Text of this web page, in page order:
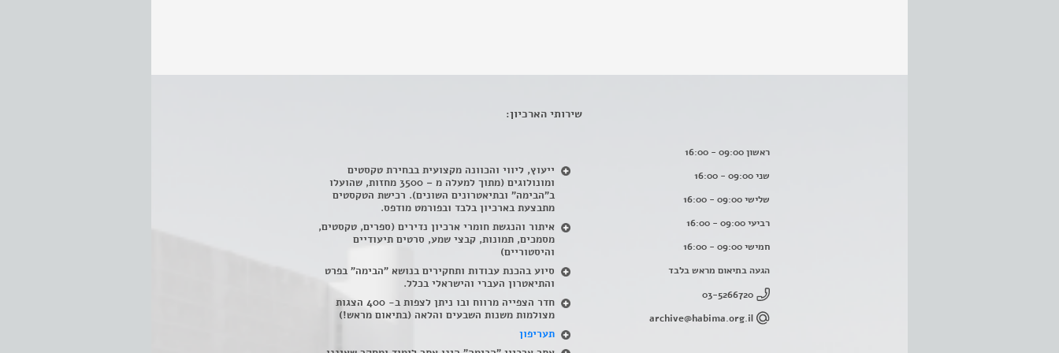
ראשון 09:00 - 16:00
שני 09:00 - 16:00
שלישי 09:00 - 16:00
רביעי 09:00 - 16:00
חמישי 09:00 - 16:00
הגעה בתיאום מראש בלבד
03-5266720
archive@habima.org.il
שירותי הארכיון:
ייעוץ, ליווי והכוונה מקצועית בבחירת טקסטים
ומונולוגים (מתוך למעלה מ – 3500 מחזות, שהועלו
ב"הבימה" ובתיאטרונים השונים). רכישת הטקסטים
מתבצעת בארכיון בלבד ובפורמט מודפס.
איתור והנגשת חומרי ארכיון נדירים (ספרים, טקסטים,
מסמכים, תמונות, קבצי שמע, סרטים תיעודיים
והיסטוריים)
סיוע בהכנת עבודות ותחקירים בנושא "הבימה" בפרט
והתיאטרון העברי והישראלי בכלל.
חדר הצפייה מרווח ובו ניתן לצפות ב- 400 הצגות
מצולמות משנות השבעים והלאה (בתיאום מראש!)
תעריפון